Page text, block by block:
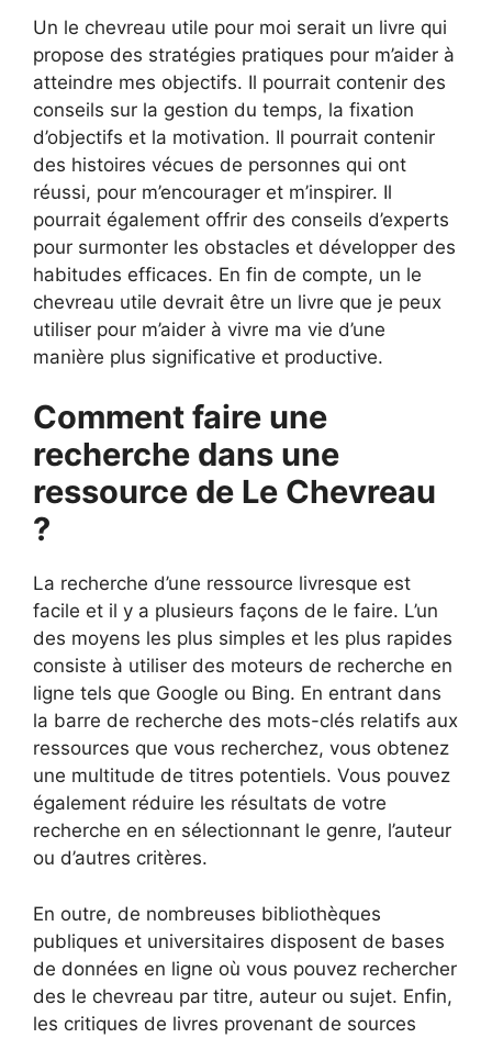
Un le chevreau utile pour moi serait un livre qui
propose des stratégies pratiques pour m’aider à
atteindre mes objectifs. Il pourrait contenir des
conseils sur la gestion du temps, la fixation
d’objectifs et la motivation. Il pourrait contenir
des histoires vécues de personnes qui ont
réussi, pour m’encourager et m’inspirer. Il
pourrait également offrir des conseils d’experts
pour surmonter les obstacles et développer des
habitudes efficaces. En fin de compte, un le
chevreau utile devrait être un livre que je peux
utiliser pour m’aider à vivre ma vie d’une
manière plus significative et productive.
Comment faire une
recherche dans une
ressource de Le Chevreau
?
La recherche d’une ressource livresque est
facile et il y a plusieurs façons de le faire. L’un
des moyens les plus simples et les plus rapides
consiste à utiliser des moteurs de recherche en
ligne tels que Google ou Bing. En entrant dans
la barre de recherche des mots-clés relatifs aux
ressources que vous recherchez, vous obtenez
une multitude de titres potentiels. Vous pouvez
également réduire les résultats de votre
recherche en en sélectionnant le genre, l’auteur
ou d’autres critères.
En outre, de nombreuses bibliothèques
publiques et universitaires disposent de bases
de données en ligne où vous pouvez rechercher
des le chevreau par titre, auteur ou sujet. Enfin,
les critiques de livres provenant de sources